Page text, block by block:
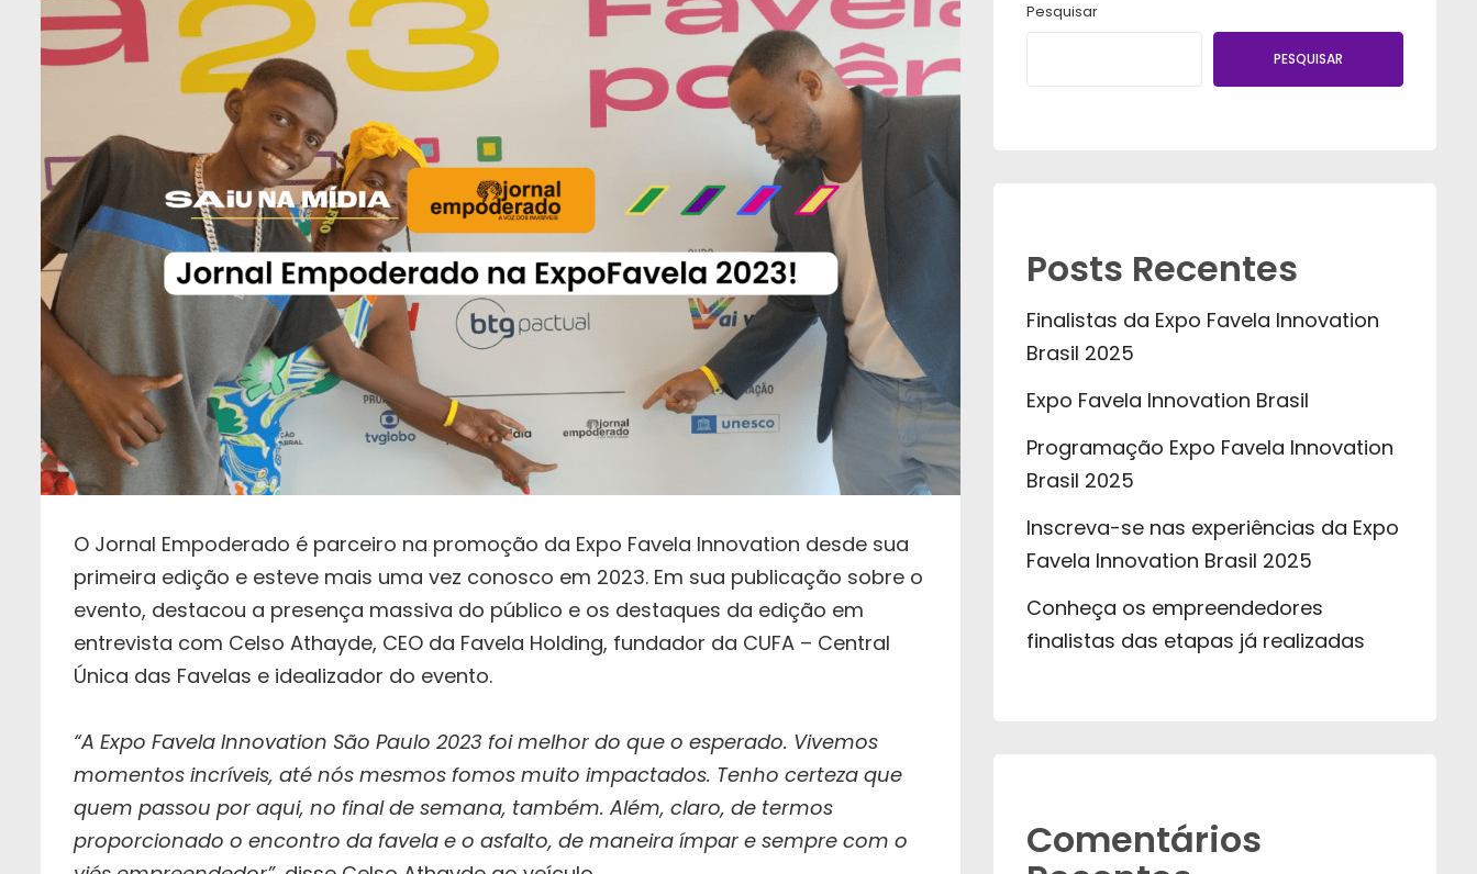
O Jornal Empoderado é parceiro na promoção da Expo Favela Innovation desde sua
primeira edição e esteve mais uma vez conosco em 2023. Em sua publicação sobre o
evento, destacou a presença massiva do público e os destaques da edição em
entrevista com Celso Athayde, CEO da Favela Holding, fundador da CUFA – Central
Única das Favelas e idealizador do evento.
“A Expo Favela Innovation São Paulo 2023 foi melhor do que o esperado. Vivemos
momentos incríveis, até nós mesmos fomos muito impactados. Tenho certeza que
quem passou por aqui, no final de semana, também. Além, claro, de termos
proporcionado o encontro da favela e o asfalto, de maneira ímpar e sempre com o
Pesquisar
PESQUISAR
Posts Recentes
Finalistas da Expo Favela Innovation
Brasil 2025
Expo Favela Innovation Brasil
Programação Expo Favela Innovation
Brasil 2025
Inscreva-se nas experiências da Expo
Favela Innovation Brasil 2025
Conheça os empreendedores
finalistas das etapas já realizadas
Comentários